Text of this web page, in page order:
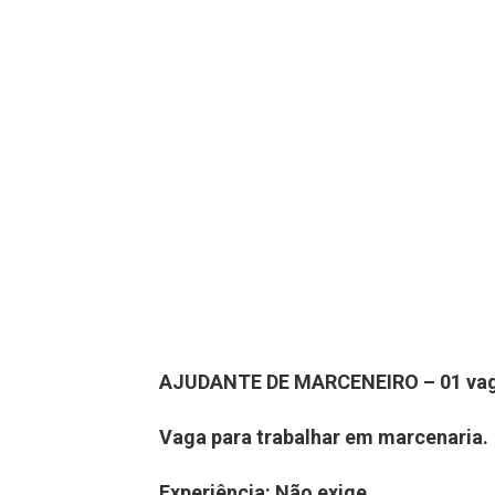
AJUDANTE DE MARCENEIRO – 01
Vaga para trabalhar em marcenaria.